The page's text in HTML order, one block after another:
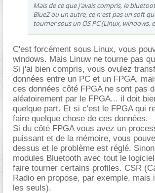
Mais de ce que j'avais compris, le
BlueZ ou un autre, ce n'est pas un soft
tourner sous un OS PC (Linux, windows,
C'est forcément sous Linux, vous
windows. Mais Linuw ne tourne pas
Si j'ai bien compris, vous ovulez
données entre un PC et un FPGA,
ces données côté FPGA ne sont pas
aléatoirement par le FPGA... il doit
quelque part. Et si c'est le FPGA qui
faire quelque chose de ces données.
Si du côté FPGA vous avez un
puissant et de la mémoire, vous
dessus et le problème est réglé.
modules Bluetooth avec tout le
faire tourner certains profiles. CSR
Radio en propose, par exemple, mais
les seuls).